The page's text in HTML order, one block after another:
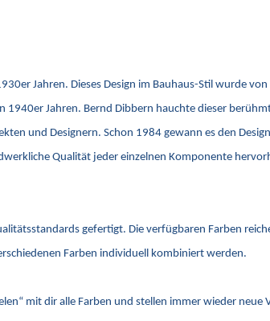
Jahren. Dieses Design im Bauhaus-Stil wurde
Jahren. Bernd Dibbern hauchte dieser
und Designern. Schon 1984 gewann es den
Qualität jeder einzelnen Komponente
gefertigt. Die verfügbaren Farben
Farben individuell kombiniert werden.
mit dir alle Farben und stellen immer wieder neue